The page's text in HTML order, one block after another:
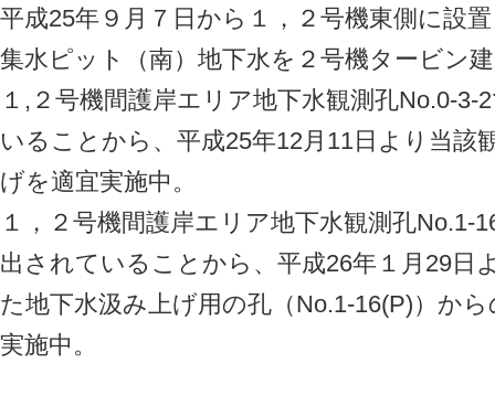
平成25年９月７日から１，２号機東側に設
集水ピット（南）地下水を２号機タービン
１,２号機間護岸エリア地下水観測孔No.0-
いることから、平成25年12月11日より当該
げを適宜実施中。
１，２号機間護岸エリア地下水観測孔No.1-
出されていることから、平成26年１月29日
た地下水汲み上げ用の孔（No.1-16(P)）か
実施中。